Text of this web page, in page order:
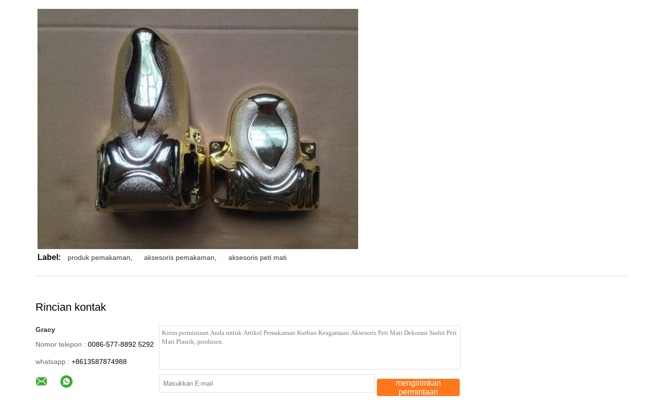
Label: produk pemakaman aksesoris pemakaman aksesoris peti mati
Rincian kontak
Gracy
Nomor telepon : 0086-577-8892 5292
whatsapp : +8613587874988
mengirimkan
permintaan